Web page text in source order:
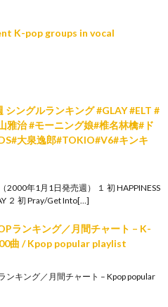
K-pop groups in vocal
シングルランキング #GLAY #ELT #
雅治 #モーニング娘#椎名林檎#ド
大泉逸郎#TOKIO#V6#キンキ
2000年1月1日発売週） １ 初 HAPPINESS
２ 初 Pray/Get Into[…]
ランキング／月間チャート – K-
曲 / Kpop popular playlist
ンキング／月間チャート – Kpop popular